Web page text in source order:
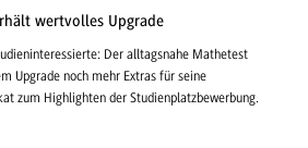
wertvolles Upgrade
Der alltagsnahe Mathetest
Upgrade noch mehr Extras für seine
zum Highlighten der Studienplatzbewerbung.